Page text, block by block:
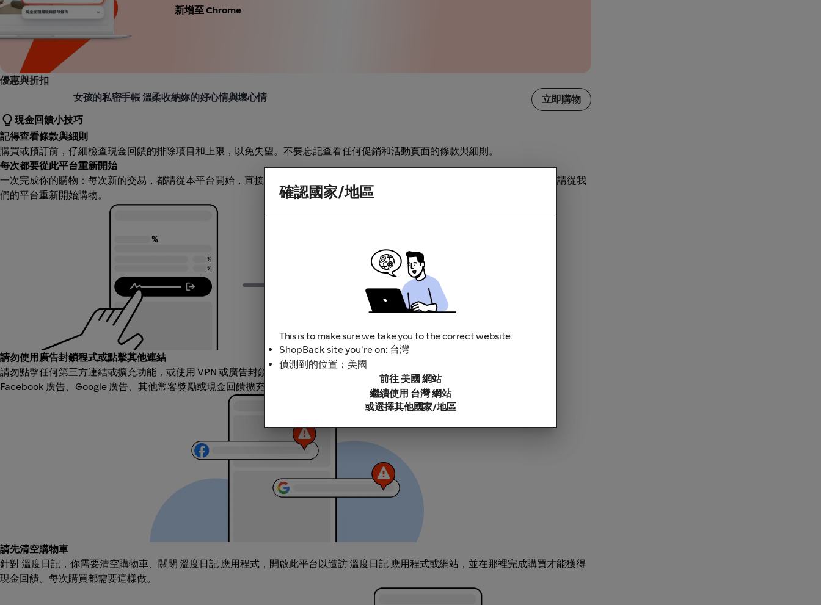
新增至 Chrome
優惠與折扣
女孩的私密手帳 溫柔收納妳的好心情與壞心情
立即購物
現金回饋小技巧
記得查看條款與細則
購買或預訂前，仔細檢查現金回饋的排除項目和上限，以免失望。不要忘記查看任何促銷和活動頁面的條款與細則。
每次都要從此平台重新開始
一次完成你的購物：每次新的交易，都請從本平台開始，直接造訪商家。如果你造訪商家時因為應用程式更新或下載畫面而中斷，請從我
們的平台重新開始購物。
請勿使用廣告封鎖程式或點擊其他連結
請勿點擊任何第三方連結或擴充功能，或使用 VPN 或廣告封鎖軟體，因為這些可能導致無法追蹤你的現金回饋。部分範例包括：
Facebook 廣告、Google 廣告、其他常客獎勵或現金回饋擴充功能連結。
請先清空購物車
針對 溫度日記，你需要清空購物車、關閉 溫度日記 應用程式，開啟此平台以造訪 溫度日記 應用程式或網站，並在那裡完成購買才能獲得
現金回饋。每次購買都需要這樣做。
確認國家/地區
This is to make sure we take you to the correct website.
ShopBack site you're on: 台灣
偵測到的位置：美國
前往 美國 網站
繼續使用 台灣 網站
或選擇其他國家/地區